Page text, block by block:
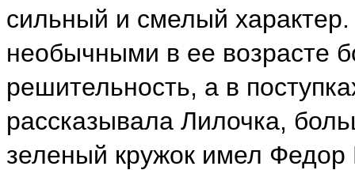
сильный и смелый
необычными в ее возрасте
решительность, а в
рассказывала Лилочка,
зеленый кружок имел Федор